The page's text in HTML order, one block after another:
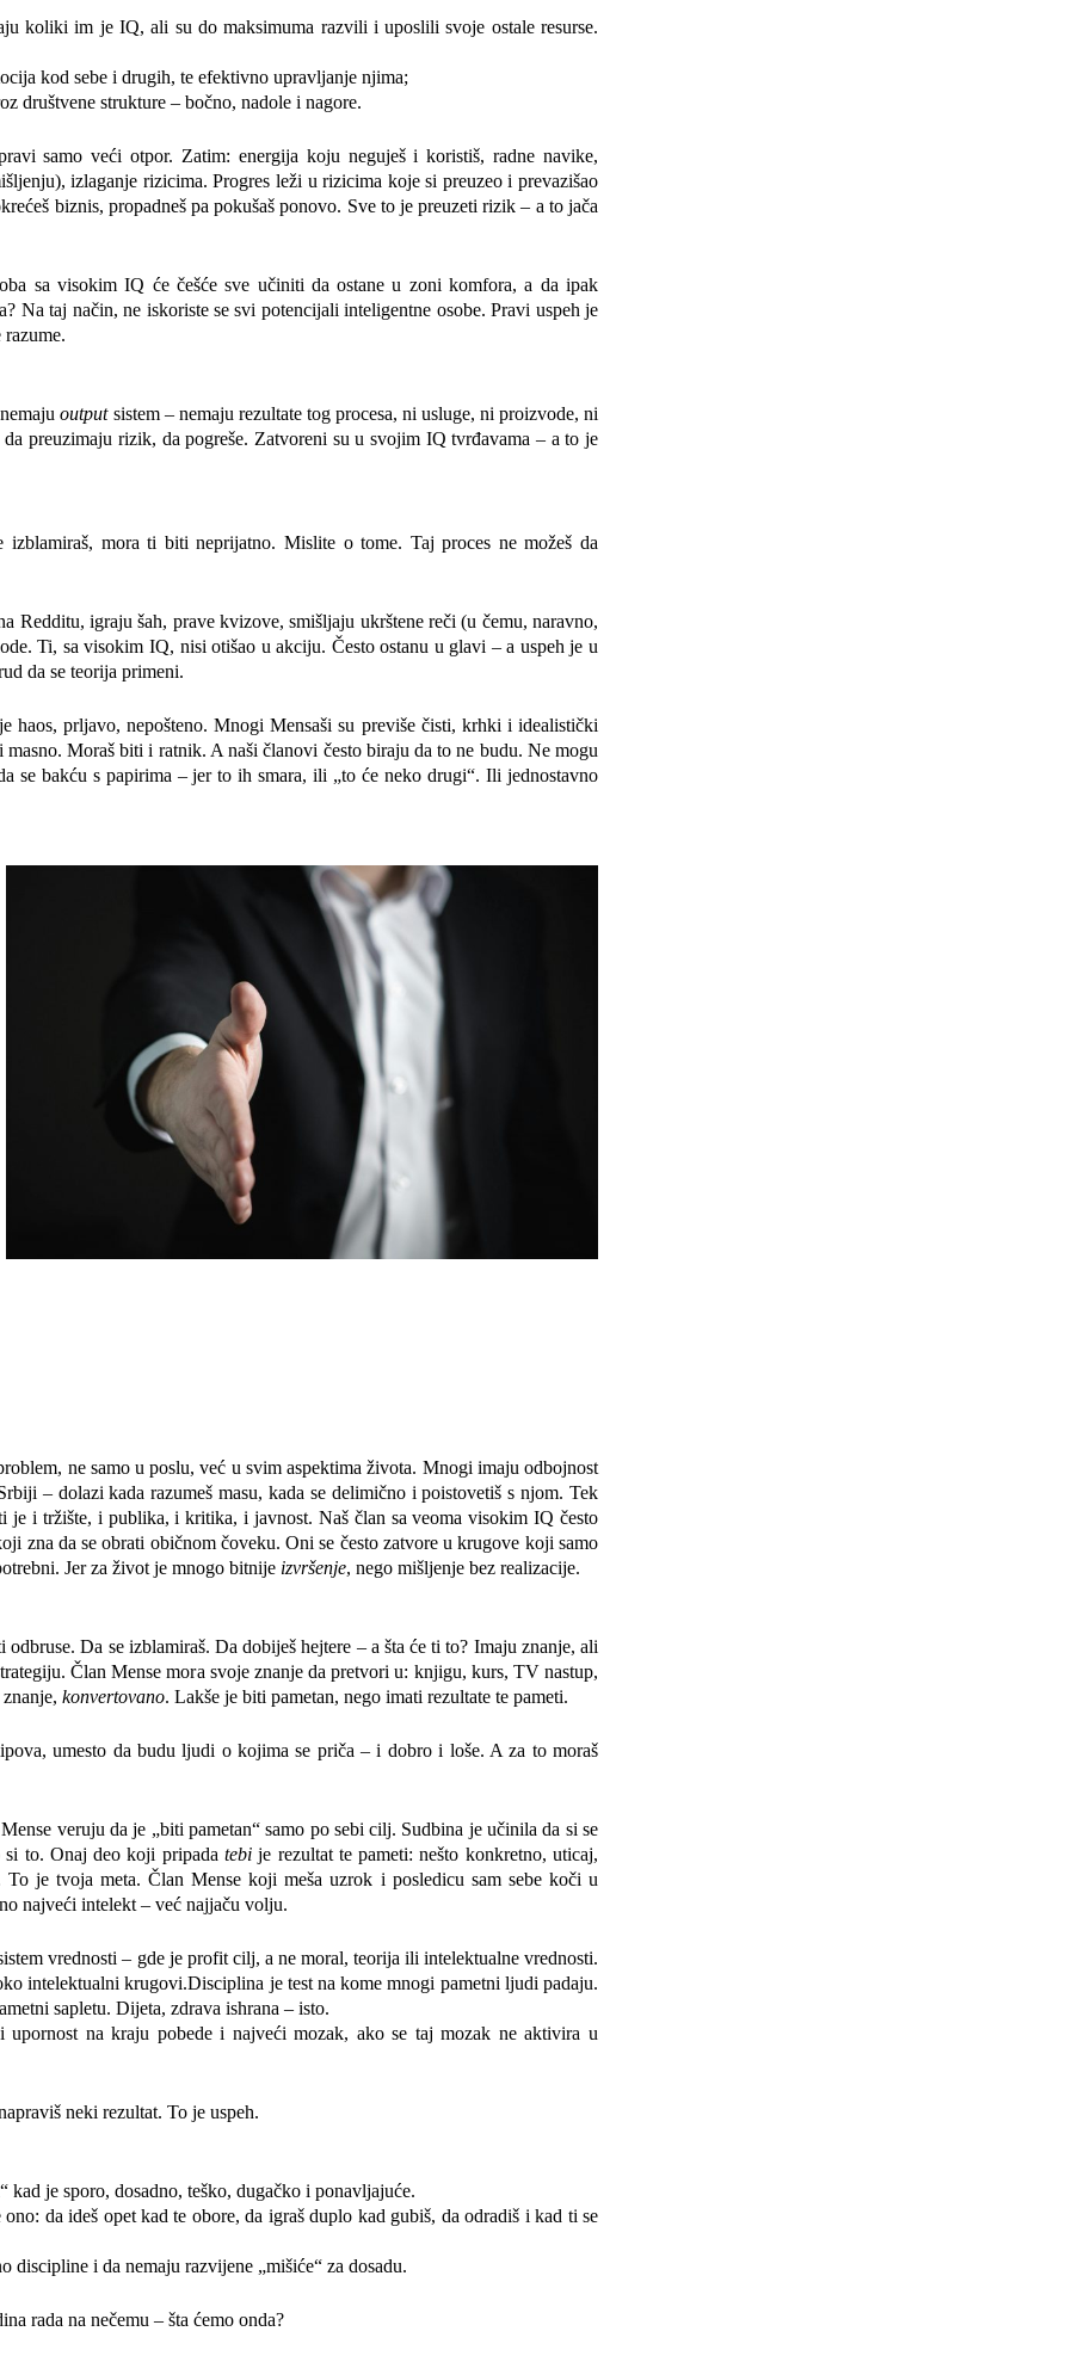
koliki im je IQ, ali su do maksimuma razvili i uposlili svoje ostale resurse.
kod sebe i drugih, te efektivno upravljanje njima;
društvene strukture – bočno, nadole i nagore.
samo veći otpor. Zatim: energija koju neguješ i koristiš, radne navike,
izlaganje rizicima. Progres leži u rizicima koje si preuzeo i prevazišao
biznis, propadneš pa pokušaš ponovo. Sve to je preuzeti rizik – a to jača
sa visokim IQ će češće sve učiniti da ostane u zoni komfora, a da ipak
Na taj način, ne iskoriste se svi potencijali inteligentne osobe. Pravi uspeh je
outputsistem – nemaju rezultate tog procesa, ni usluge, ni proizvode, ni
preuzimaju rizik, da pogreše. Zatvoreni su u svojim IQ tvrđavama – a to je
mora ti biti neprijatno. Mislite o tome. Taj proces ne možeš da
Redditu, igraju šah, prave kvizove, smišljaju ukrštene reči (u čemu, naravno,
Ti, sa visokim IQ, nisi otišao u akciju. Često ostanu u glavi – a uspeh je u
da se teorija primeni.
haos, prljavo, nepošteno. Mnogi Mensaši su previše čisti, krhki i idealistički
Moraš biti i ratnik. A naši članovi često biraju da to ne budu. Ne mogu
se bakću s papirima – jer to ih smara, ili „to će neko drugi“. Ili jednostavno
ne samo u poslu, već u svim aspektima života. Mnogi imaju odbojnost
– dolazi kada razumeš masu, kada se delimično i poistovetiš s njom. Tek
je i tržište, i publika, i kritika, i javnost. Naš član sa veoma visokim IQ često
zna da se obrati običnom čoveku. Oni se često zatvore u krugove koji samo
Jer za život je mnogo bitnije izvršenje, nego mišljenje bez realizacije.
Da se izblamiraš. Da dobiješ hejtere – a šta će ti to? Imaju znanje, ali
Član Mense mora svoje znanje da pretvori u: knjigu, kurs, TV nastup,
konvertovano. Lakše je biti pametan, nego imati rezultate te pameti.
umesto da budu ljudi o kojima se priča – i dobro i loše. A za to moraš
veruju da je „biti pametan“ samo po sebi cilj. Sudbina je učinila da si se
to. Onaj deo koji pripada tebije rezultat te pameti: nešto konkretno, uticaj,
je tvoja meta. Član Mense koji meša uzrok i posledicu sam sebe koči u
najveći intelekt – već najjaču volju.
vrednosti – gde je profit cilj, a ne moral, teorija ili intelektualne vrednosti.
intelektualni krugovi.Disciplina je test na kome mnogi pametni ljudi padaju.
sapletu. Dijeta, zdrava ishrana – isto.
upornost na kraju pobede i najveći mozak, ako se taj mozak ne aktivira u
neki rezultat. To je uspeh.
je sporo, dosadno, teško, dugačko i ponavljajuće.
da ideš opet kad te obore, da igraš duplo kad gubiš, da odradiš i kad ti se
i da nemaju razvijene „mišiće“ za dosadu.
rada na nečemu – šta ćemo onda?